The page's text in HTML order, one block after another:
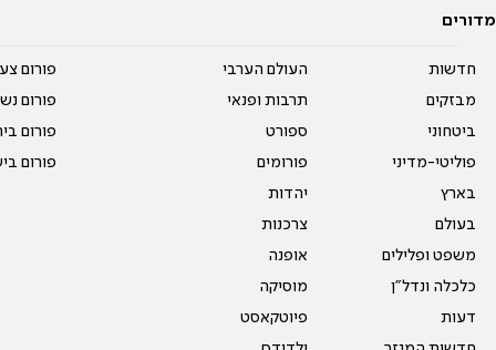
מדורים
חדשות
מבזקים
ביטחוני
פוליטי-מדיני
בארץ
בעולם
משפט ופלילים
כלכלה ונדל"ן
דעות
העולם הערבי
תרבות ופנאי
ספורט
פורומים
יהדות
צרכנות
אופנה
מוסיקה
פיוטקאסט
פורום
פורום
פורום
פורום